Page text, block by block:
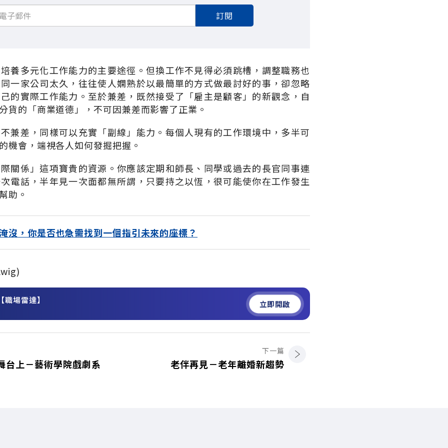
訂閱
養多元化工作能力的主要途徑。但換工作不見得必須跳槽，調整職務也
一家公司太久，往往使人嫻熟於以最簡單的方式做最討好的事，卻忽略
的實際工作能力。至於兼差，既然接受了「雇主是顧客」的新觀念，自
貨的「商業道德」，不可因兼差而影響了正業。
兼差，同樣可以充實「副線」能力。每個人現有的工作環境中，多半可
機會，端視各人如何發掘把握。
關係」這項寶貴的資源。你應該定期和師長、同學或過去的長官同事連
電話，半年見一次面都無所謂，只要持之以恆，很可能使你在工作發生
助。
沒，你是否也急需找到一個指引未來的座標？
場雷達】 立即開啟
台上－藝術學院戲劇系
下一篇
老伴再見－老年離婚新趨勢